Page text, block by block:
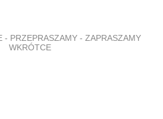
- PRZEPRASZAMY - ZAPRASZAMY
WKRÓTCE